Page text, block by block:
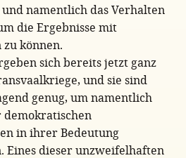
namentlich das Verhalten
die Ergebnisse mit
können.
sich bereits jetzt ganz
und sie sind
genug, um namentlich
in ihrer Bedeutung
Eines dieser unzweifelhaften